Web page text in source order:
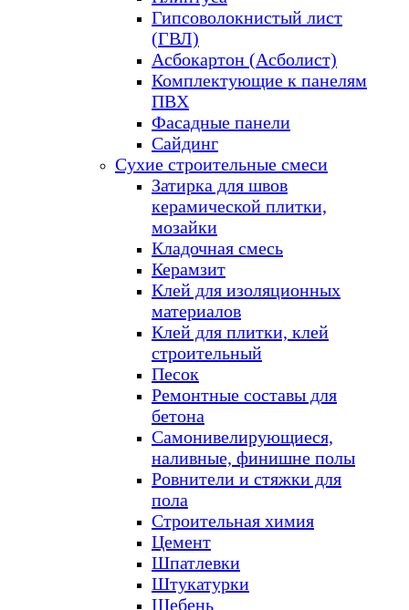
Гипсоволокнистый лист
(ГВЛ)
Асбокартон (Асболист)
Комплектующие к панелям
ПВХ
Фасадные панели
Сайдинг
Сухие строительные смеси
Затирка для швов
керамической плитки,
мозайки
Кладочная смесь
Керамзит
Клей для изоляционных
материалов
Клей для плитки, клей
строительный
Песок
Ремонтные составы для
бетона
Самонивелирующиеся,
наливные, финишне полы
Ровнители и стяжки для
пола
Строительная химия
Цемент
Шпатлевки
Штукатурки
Щебень